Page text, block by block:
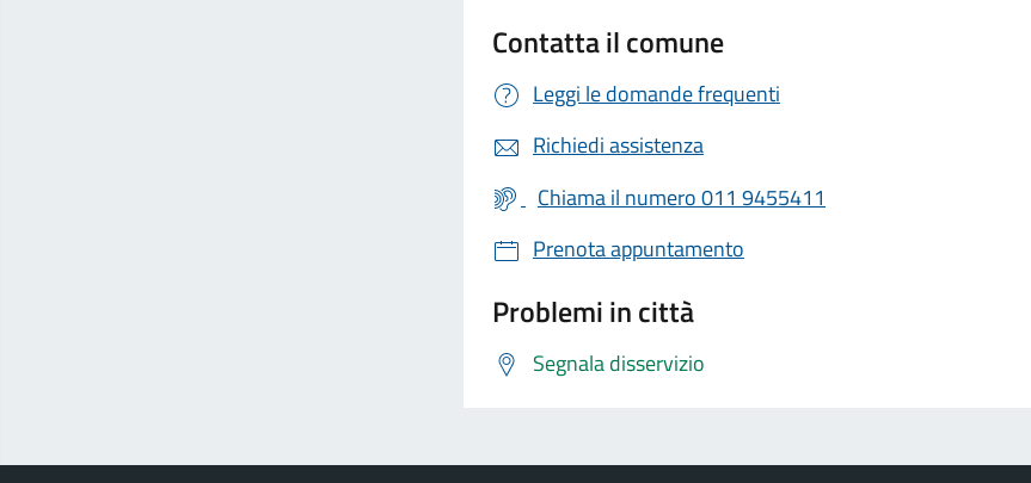
Contatta il comune
Leggi le domande frequenti
Richiedi assistenza
Chiama il numero 011 9455411
Prenota appuntamento
Problemi in città
Segnala disservizio